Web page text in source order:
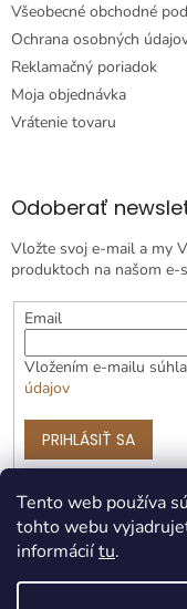
Tento web používa
tohto webu
informáciítu.
Všeobecné obchodné
Ochrana osobných
Reklamačný poriadok
Moja objednávka
Vrátenie tovaru
Odoberať
Vložte svoj e-mail a my
produktoch na našom e-
Email
Vložením e-mailu
údajov
PRIHLÁSIŤ SA